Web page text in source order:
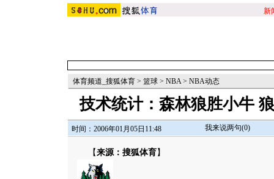
新
体育频道_搜狐体育 > 篮球 > NBA> NBA动态
技术统计：森林狼胜小牛
时间：2006年01月05日11:48 我来说两句(0)
【来源：搜狐体育】